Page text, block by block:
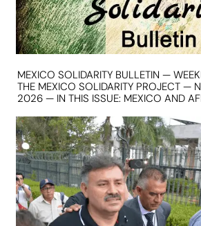
MEXICO SOLIDARITY BULLETIN —
THE MEXICO SOLIDARITY PROJECT —
2026 — IN THIS ISSUE: MEXICO AND